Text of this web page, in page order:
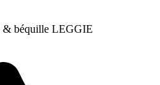
& béquille LEGGIE